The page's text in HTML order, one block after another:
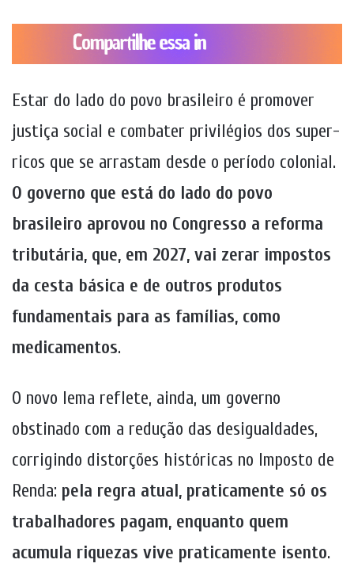
Estar do lado do povo brasileiro é promover
justiça social e combater privilégios dos super-
ricos que se arrastam desde o período colonial.
O governo que está do lado do povo
brasileiro aprovou no Congresso a reforma
tributária, que, em 2027, vai zerar impostos
da cesta básica e de outros produtos
fundamentais para as famílias, como
medicamentos.
O novo lema reflete, ainda, um governo
obstinado com a redução das desigualdades,
corrigindo distorções históricas no Imposto de
Renda: pela regra atual, praticamente só os
trabalhadores pagam, enquanto quem
acumula riquezas vive praticamente isento.